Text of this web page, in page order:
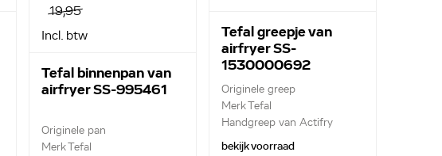
19,95
Incl. btw
Tefal binnenpan van
airfryer SS-995461
Originele pan
Merk Tefal
Tefal greepje van
airfryer SS-
1530000692
Originele greep
Merk Tefal
Handgreep van Actifry
bakpan
bekijk voorraad